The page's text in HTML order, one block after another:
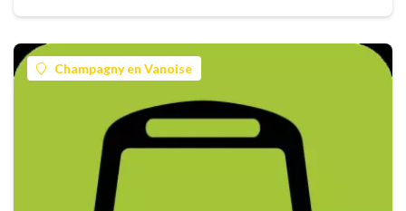
Champagny en Vanoise